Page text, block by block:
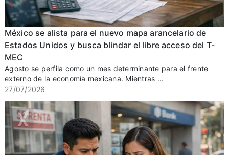
México se alista para el nuevo mapa arancelario de
Estados Unidos y busca blindar el libre acceso del T-
MEC
Agosto se perfila como un mes determinante para el frente
externo de la economía mexicana. Mientras ...
27/07/2026